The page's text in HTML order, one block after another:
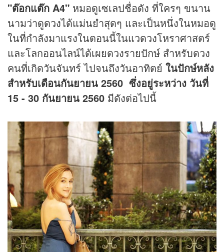
"ต๊อกแต๊ก A4" หมอดูเซเลปชื่อดัง ที่ใครๆ ขนาน
นามว่าดูดวงได้แม่นยำสุดๆ และเป็นหนึ่งในหมอดู
ในที่กำลังมาแรงในตอนนี้ในแวดวงโหราศาสตร์
และโลกออนไลน์ได้เผยดวงรายปักษ์ สำหรับดวง
คนที่เกิดวันจันทร์ ไปจนถึงวันอาทิตย์ ในปักษ์หลัง
สำหรับเดือนกันยายน 2560 ซึ่งอยู่ระหว่าง วันที่
15 - 30 กันยายน 2560 มีดังต่อไปนี้